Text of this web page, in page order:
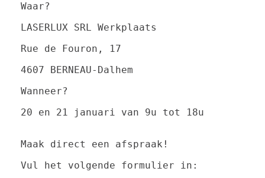
Waar?
LASERLUX SRL Werkplaats
Rue de Fouron, 17
4607 BERNEAU-Dalhem
Wanneer?
20 en 21 januari van 9u tot 18u
Maak direct een afspraak!
Vul het volgende formulier in: